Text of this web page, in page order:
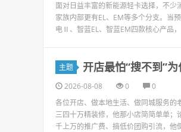
面对日益丰富的新能源轻卡选择，不少
家族内部更有EL、EM等多个分支。当
电Ⅱ、智蓝EL、智蓝EM四款核心产品
主题 开店最怕“搜不到”
2026-08-08 0
0
各位开店、做本地生活、做同城服务
三四十万精装修，他那小店简简单单
千上万的推广费、搞低价团购引流，他